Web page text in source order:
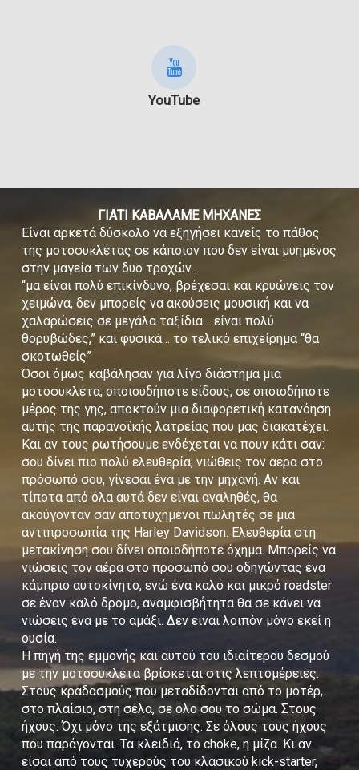
YouTube
ΓΙΑΤΙ ΚΑΒΑΛΑΜΕ ΜΗΧΑΝΕΣ
Είναι αρκετά δύσκολο να εξηγήσει κανείς το πάθος
της μοτοσυκλέτας σε κάποιον που δεν είναι μυημένος
στην μαγεία των δυο τροχών.
“μα είναι πολύ επικίνδυνο, βρέχεσαι και κρυώνεις τον
χειμώνα, δεν μπορείς να ακούσεις μουσική και να
χαλαρώσεις σε μεγάλα ταξίδια… είναι πολύ
θορυβώδες,” και φυσικά… το τελικό επιχείρημα “θα
σκοτωθείς”
Όσοι όμως καβάλησαν για λίγο διάστημα μια
μοτοσυκλέτα, οποιουδήποτε είδους, σε οποιοδήποτε
μέρος της γης, αποκτούν μια διαφορετική κατανόηση
αυτής της παρανοϊκής λατρείας που μας διακατέχει.
Και αν τους ρωτήσουμε ενδέχεται να πουν κάτι σαν:
σου δίνει πιο πολύ ελευθερία, νιώθεις τον αέρα στο
πρόσωπό σου, γίνεσαι ένα με την μηχανή. Αν και
τίποτα από όλα αυτά δεν είναι αναληθές, θα
ακούγονταν σαν αποτυχημένοι πωλητές σε μια
αντιπροσωπία της Harley Davidson. Ελευθερία στη
μετακίνηση σου δίνει οποιοδήποτε όχημα. Μπορείς να
νιώσεις τον αέρα στο πρόσωπό σου οδηγώντας ένα
κάμπριο αυτοκίνητο, ενώ ένα καλό και μικρό roadster
σε έναν καλό δρόμο, αναμφισβήτητα θα σε κάνει να
νιώσεις ένα με το αμάξι. Δεν είναι λοιπόν μόνο εκεί η
ουσία.
Η πηγή της εμμονής και αυτού του ιδιαίτερου δεσμού
με την μοτοσυκλέτα βρίσκεται στις λεπτομέρειες.
Στους κραδασμούς που μεταδίδονται από το μοτέρ,
στο πλαίσιο, στη σέλα, σε όλο σου το σώμα. Στους
ήχους. Όχι μόνο της εξάτμισης. Σε όλους τους ήχους
που παράγονται. Τα κλειδιά, το choke, η μίζα. Κι αν
είσαι από τους τυχερούς του κλασικού kick-starter,